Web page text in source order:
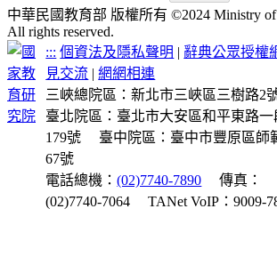
中華民國教育部 版權所有 ©2024 Ministry of
All rights reserved.
::: 個資法及隱私聲明 | 辭典公眾授權
見交流 |網網相連
三峽總院區：新北市三峽區三樹路2
臺北院區：臺北市大安區和平東路一
179號
臺中院區：臺中市豐原區師
67號
電話總機：(02)7740-7890
傳真：
(02)7740-7064
TANet VoIP：9009-